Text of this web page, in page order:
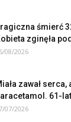
śmierć
zginęła
08/2026
zawał
61-
07/2026